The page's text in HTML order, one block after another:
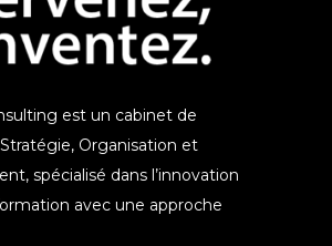
est un cabinet de
Organisation et
spécialisé dans l’innovation
avec une approche